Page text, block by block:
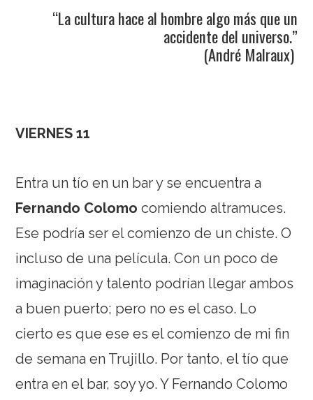
“La cultura hace al hombre algo más que un
accidente del universo.”
(André Malraux)
VIERNES 11
Entra un tío en un bar y se encuentra a
Fernando Colomo comiendo altramuces.
Ese podría ser el comienzo de un chiste. O
incluso de una película. Con un poco de
imaginación y talento podrían llegar ambos
a buen puerto; pero no es el caso. Lo
cierto es que ese es el comienzo de mi fin
de semana en Trujillo. Por tanto, el tío que
entra en el bar, soy yo. Y Fernando Colomo